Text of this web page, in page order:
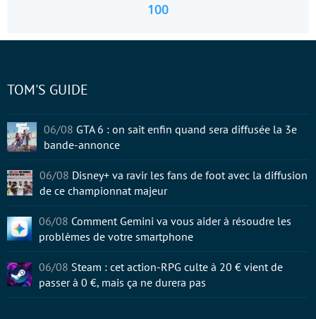
100
TOM'S GUIDE
06/08 GTA 6 : on sait enfin quand sera diffusée la 3e
bande-annonce
06/08 Disney+ va ravir les fans de foot avec la diffusion
de ce championnat majeur
06/08 Comment Gemini va vous aider à résoudre les
problèmes de votre smartphone
06/08 Steam : cet action-RPG culte à 20 € vient de
passer à 0 €, mais ça ne durera pas